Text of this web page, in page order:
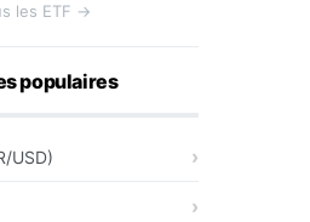
les ETF →
populaires
USD)